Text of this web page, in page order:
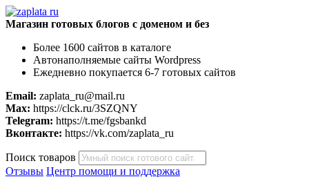
Магазин готовых блогов с доменом и без
Более 1600 сайтов в каталоге
Автонаполняемые сайты Wordpress
Ежедневно покупается 6-7 готовых сайтов
Email: zaplata_ru@mail.ru
Max: https://clck.ru/3SZQNY
Telegram: https://t.me/fgsbankd
Вконтакте: https://vk.com/zaplata_ru
Поиск товаров
Отзывы Центр помощи и поддержка